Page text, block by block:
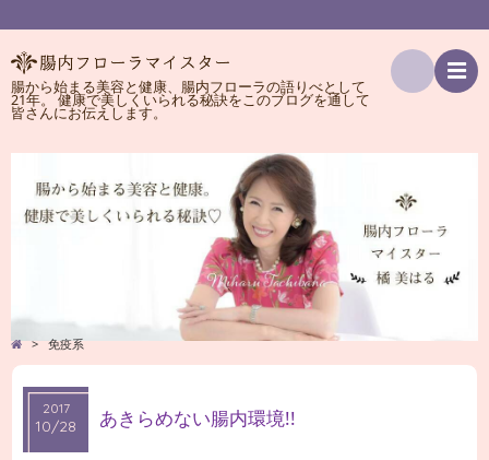
腸から始まる美容と健康、腸内フローラの語りべとして
21年。 健康で美しくいられる秘訣をこのブログを通して
皆さんにお伝えします。
索
> 免疫系
2017
10/28
2017
10/28 あきらめない腸内環境!!